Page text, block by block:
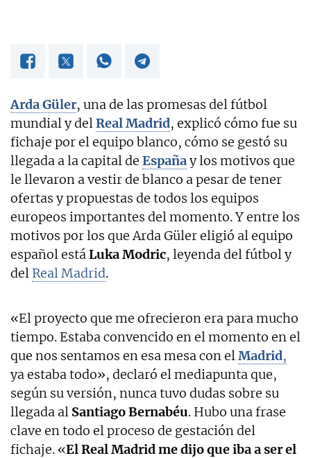
Arda Güler, una de las promesas del fútbol
mundial y delReal Madrid, explicó cómo fue su
fichaje por el equipo blanco, cómo se gestó su
llegada a la capital de Españay los motivos que
le llevaron a vestir de blanco a pesar de tener
ofertas y propuestas de todos los equipos
europeos importantes del momento. Y entre los
motivos por los que Arda Güler eligió al equipo
español estáLuka Modric, leyenda del fútbol y
del Real Madrid.
«El proyecto que me ofrecieron era para mucho
tiempo. Estaba convencido en el momento en el
que nos sentamos en esa mesa con elMadrid,
ya estaba todo», declaró el mediapunta que,
según su versión, nunca tuvo dudas sobre su
llegada al Santiago Bernabéu. Hubo una frase
clave en todo el proceso de gestación del
fichaje. «El Real Madrid me dijo que iba a ser el